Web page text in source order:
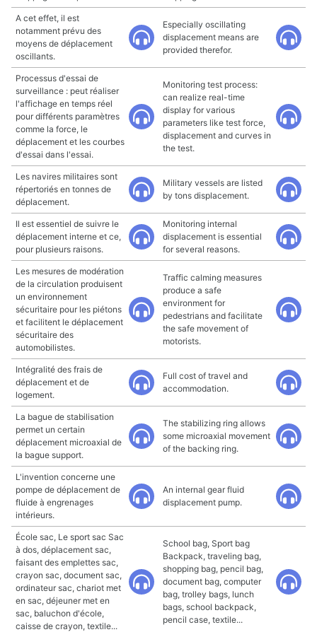
A cet effet, il est
notamment prévu des
moyens de déplacement
oscillants.
Especially oscillating
displacement means are
provided therefor.
Processus d'essai de
surveillance : peut réaliser
l'affichage en temps réel
pour différents paramètres
comme la force, le
déplacement et les courbes
d'essai dans l'essai.
Monitoring test process:
can realize real-time
display for various
parameters like test force,
displacement and curves in
the test.
Les navires militaires sont
répertoriés en tonnes de
déplacement.
Military vessels are listed
by tons displacement.
Il est essentiel de suivre le
déplacement interne et ce,
pour plusieurs raisons.
Monitoring internal
displacement is essential
for several reasons.
Les mesures de modération
de la circulation produisent
un environnement
sécuritaire pour les piétons
et facilitent le déplacement
sécuritaire des
automobilistes.
Traffic calming measures
produce a safe
environment for
pedestrians and facilitate
the safe movement of
motorists.
Intégralité des frais de
déplacement et de
logement.
Full cost of travel and
accommodation.
La bague de stabilisation
permet un certain
déplacement microaxial de
la bague support.
The stabilizing ring allows
some microaxial movement
of the backing ring.
L'invention concerne une
pompe de déplacement de
fluide à engrenages
intérieurs.
An internal gear fluid
displacement pump.
École sac, Le sport sac Sac
à dos, déplacement sac,
faisant des emplettes sac,
crayon sac, document sac,
ordinateur sac, chariot met
en sac, déjeuner met en
sac, baluchon d'école,
caisse de crayon, textile...
School bag, Sport bag
Backpack, traveling bag,
shopping bag, pencil bag,
document bag, computer
bag, trolley bags, lunch
bags, school backpack,
pencil case, textile...